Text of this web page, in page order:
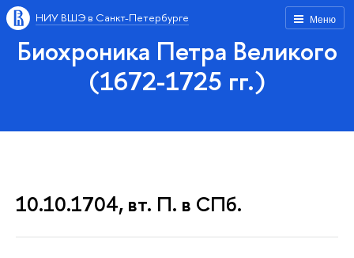
Меню
НИУ ВШЭ в Санкт-Петербурге
Биохроника Петра Великого
(1672-1725 гг.)
10.10.1704, вт. П. в СПб.